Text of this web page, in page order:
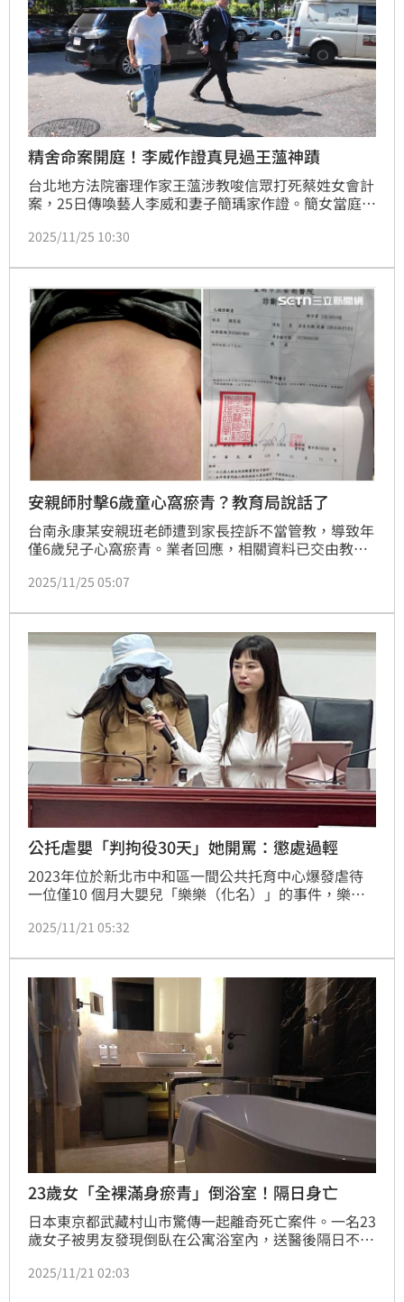
精舍命案開庭！李威作證真見過王薀神蹟
台北地方法院審理作家王薀涉教唆信眾打死蔡姓女會計
案，25日傳喚藝人李威和妻子簡瑀家作證。簡女當庭落
會計的「研討會」，而之所以當初會加入王薀的精舍，
2025/11/25 10:30
安親師肘擊6歲童心窩瘀青？教育局說話了
台南永康某安親班老師遭到家長控訴不當管教，導致年
僅6歲兒子心窩瘀青。業者回應，相關資料已交由教育
南市教育局已暫緩教師職務，另外查出安親班未依規定
2025/11/25 05:07
公托虐嬰「判拘役30天」她開罵：懲處過輕
2023年位於新北市中和區一間公共托育中心爆發虐待
一位僅10 個月大嬰兒「樂樂（化名）」的事件，樂樂
傷，令家長十分痛心。不過案件進入司法程序後，加害
役 30 日、得易科罰金。民進黨新北市議員張嘉玲今
（21）日就痛批，案懲處過輕、程序輕忽，管理不當。
2025/11/21 05:32
23歲女「全裸滿身瘀青」倒浴室！隔日身亡
日本東京都武藏村山市驚傳一起離奇死亡案件。一名23
歲女子被男友發現倒臥在公寓浴室內，送醫後隔日不治
還帶有明顯外傷，情況疑點重重。警視廳已介入調查，
2025/11/21 02:03